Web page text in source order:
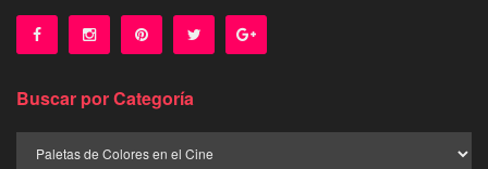
Buscar por Categoría